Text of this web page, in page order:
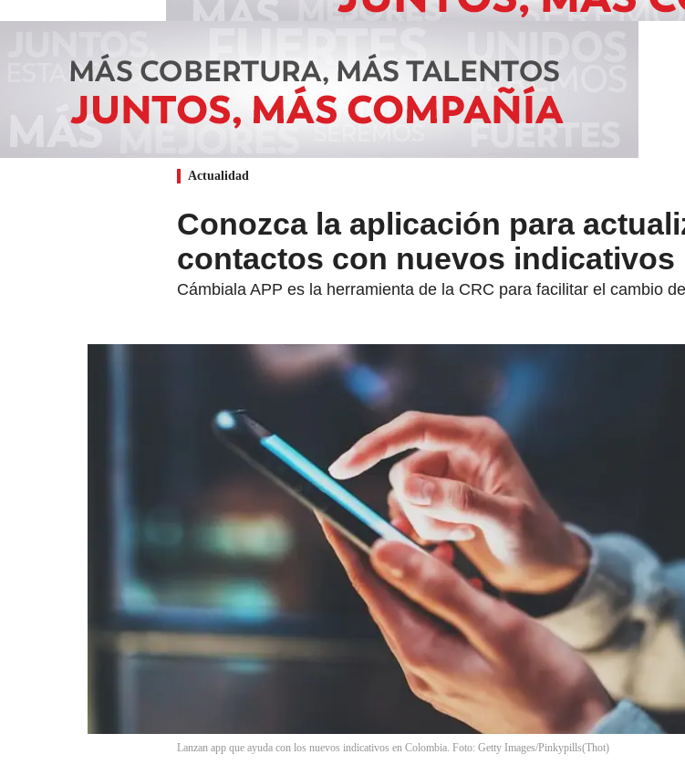
Actualidad
Conozca la aplicación para
contactos con nuevos indicativos
Cámbiala APP es la herramienta de la CRC para facilitar el cambio
Lanzan app que ayuda con los nuevos indicativos en Colombia. Foto: Getty Images/Pinkypills(Thot)